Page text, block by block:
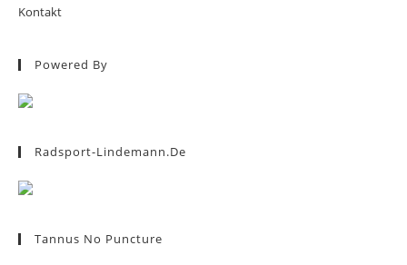
Kontakt
Powered By
Radsport-Lindemann.de
Tannus No Puncture